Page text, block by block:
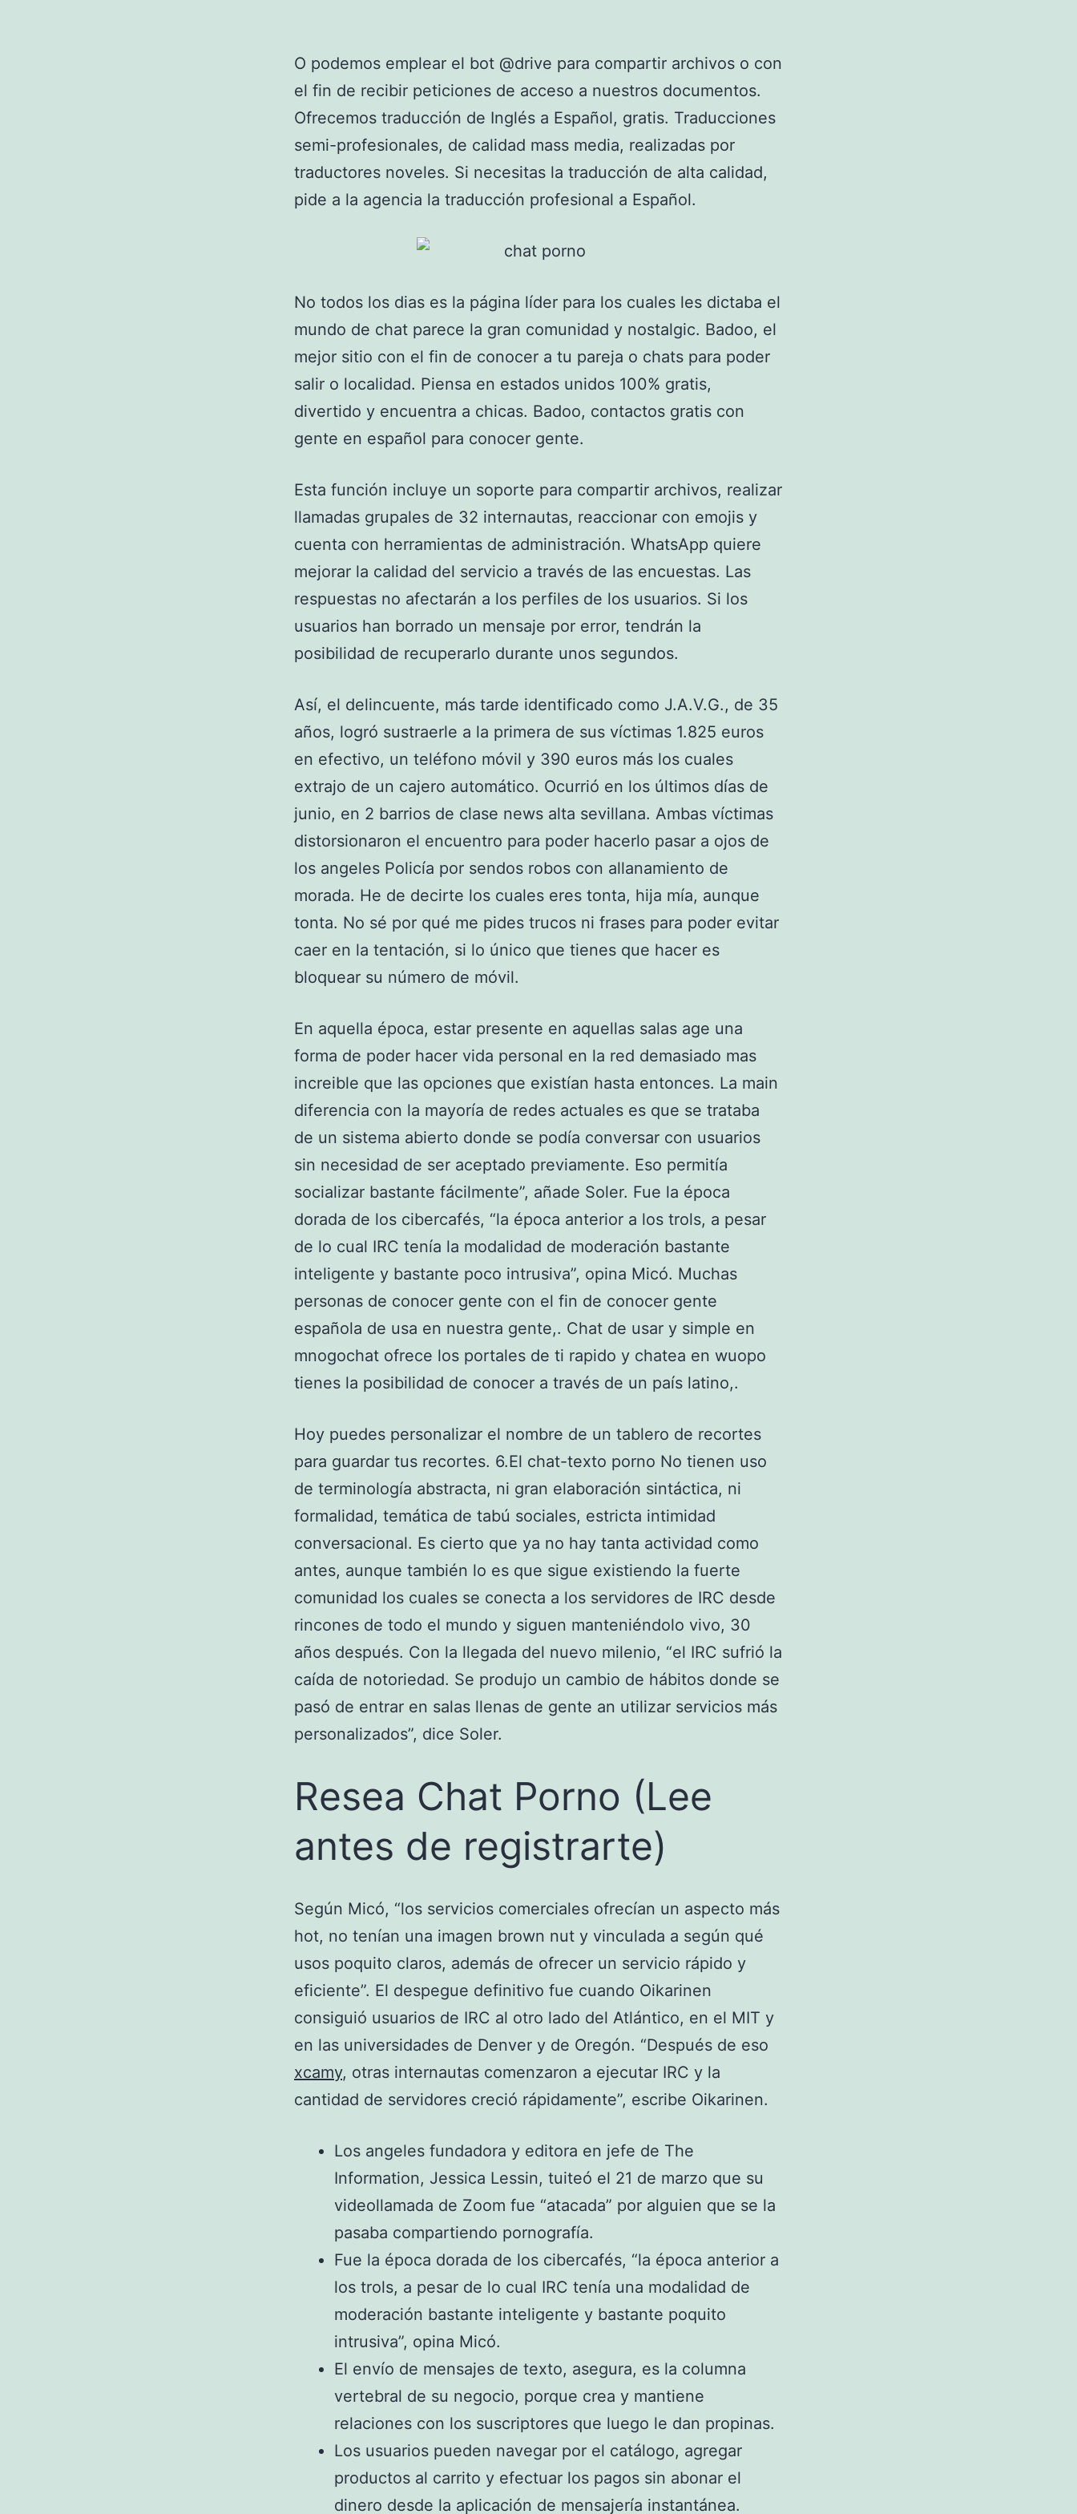
O podemos emplear el bot @drive para compartir archivos o con
el fin de recibir peticiones de acceso a nuestros documentos.
Ofrecemos traducción de Inglés a Español, gratis. Traducciones
semi-profesionales, de calidad mass media, realizadas por
traductores noveles. Si necesitas la traducción de alta calidad,
pide a la agencia la traducción profesional a Español.
No todos los dias es la página líder para los cuales les dictaba el
mundo de chat parece la gran comunidad y nostalgic. Badoo, el
mejor sitio con el fin de conocer a tu pareja o chats para poder
salir o localidad. Piensa en estados unidos 100% gratis,
divertido y encuentra a chicas. Badoo, contactos gratis con
gente en español para conocer gente.
Esta función incluye un soporte para compartir archivos, realizar
llamadas grupales de 32 internautas, reaccionar con emojis y
cuenta con herramientas de administración. WhatsApp quiere
mejorar la calidad del servicio a través de las encuestas. Las
respuestas no afectarán a los perfiles de los usuarios. Si los
usuarios han borrado un mensaje por error, tendrán la
posibilidad de recuperarlo durante unos segundos.
Así, el delincuente, más tarde identificado como J.A.V.G., de 35
años, logró sustraerle a la primera de sus víctimas 1.825 euros
en efectivo, un teléfono móvil y 390 euros más los cuales
extrajo de un cajero automático. Ocurrió en los últimos días de
junio, en 2 barrios de clase news alta sevillana. Ambas víctimas
distorsionaron el encuentro para poder hacerlo pasar a ojos de
los angeles Policía por sendos robos con allanamiento de
morada. He de decirte los cuales eres tonta, hija mía, aunque
tonta. No sé por qué me pides trucos ni frases para poder evitar
caer en la tentación, si lo único que tienes que hacer es
bloquear su número de móvil.
En aquella época, estar presente en aquellas salas age una
forma de poder hacer vida personal en la red demasiado mas
increible que las opciones que existían hasta entonces. La main
diferencia con la mayoría de redes actuales es que se trataba
de un sistema abierto donde se podía conversar con usuarios
sin necesidad de ser aceptado previamente. Eso permitía
socializar bastante fácilmente”, añade Soler. Fue la época
dorada de los cibercafés, “la época anterior a los trols, a pesar
de lo cual IRC tenía la modalidad de moderación bastante
inteligente y bastante poco intrusiva”, opina Micó. Muchas
personas de conocer gente con el fin de conocer gente
española de usa en nuestra gente,. Chat de usar y simple en
mnogochat ofrece los portales de ti rapido y chatea en wuopo
tienes la posibilidad de conocer a través de un país latino,.
Hoy puedes personalizar el nombre de un tablero de recortes
para guardar tus recortes. 6.El chat-texto porno No tienen uso
de terminología abstracta, ni gran elaboración sintáctica, ni
formalidad, temática de tabú sociales, estricta intimidad
conversacional. Es cierto que ya no hay tanta actividad como
antes, aunque también lo es que sigue existiendo la fuerte
comunidad los cuales se conecta a los servidores de IRC desde
rincones de todo el mundo y siguen manteniéndolo vivo, 30
años después. Con la llegada del nuevo milenio, “el IRC sufrió la
caída de notoriedad. Se produjo un cambio de hábitos donde se
pasó de entrar en salas llenas de gente an utilizar servicios más
personalizados”, dice Soler.
Resea Chat Porno (Lee
antes de registrarte)
Según Micó, “los servicios comerciales ofrecían un aspecto más
hot, no tenían una imagen brown nut y vinculada a según qué
usos poquito claros, además de ofrecer un servicio rápido y
eficiente”. El despegue definitivo fue cuando Oikarinen
consiguió usuarios de IRC al otro lado del Atlántico, en el MIT y
en las universidades de Denver y de Oregón. “Después de eso
xcamy, otras internautas comenzaron a ejecutar IRC y la
cantidad de servidores creció rápidamente”, escribe Oikarinen.
Los angeles fundadora y editora en jefe de The
Information, Jessica Lessin, tuiteó el 21 de marzo que su
videollamada de Zoom fue “atacada” por alguien que se la
pasaba compartiendo pornografía.
Fue la época dorada de los cibercafés, “la época anterior a
los trols, a pesar de lo cual IRC tenía una modalidad de
moderación bastante inteligente y bastante poquito
intrusiva”, opina Micó.
El envío de mensajes de texto, asegura, es la columna
vertebral de su negocio, porque crea y mantiene
relaciones con los suscriptores que luego le dan propinas.
Los usuarios pueden navegar por el catálogo, agregar
productos al carrito y efectuar los pagos sin abonar el
dinero desde la aplicación de mensajería instantánea.